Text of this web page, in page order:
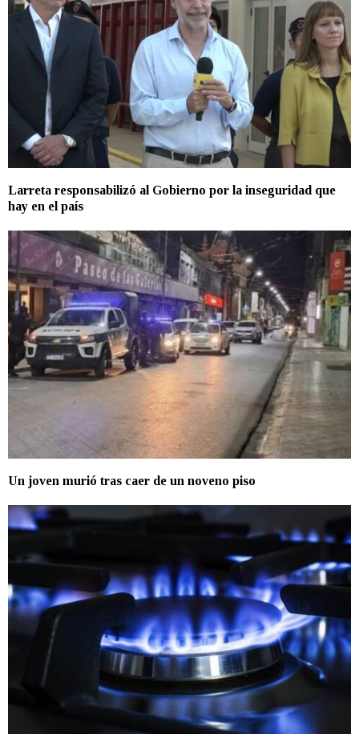
Larreta responsabilizó al Gobierno por la inseguridad que
hay en el país
Un joven murió tras caer de un noveno piso